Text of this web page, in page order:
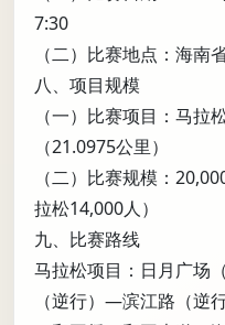
7:30
（二）比赛地点：海南
八、项目规模
（一）比赛项目：马
（21.0975公里）
（二）比赛规模：
拉松14,000人）
九、比赛路线
马拉松项目：日月广
（逆行）—滨江路（逆